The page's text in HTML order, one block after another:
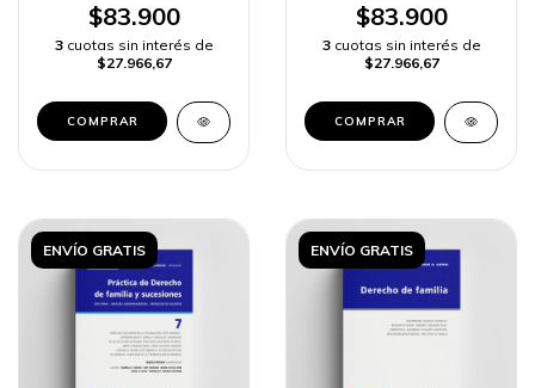
$83.900
3 cuotas sin interés de
$27.966,67
COMPRAR
$83.900
3 cuotas sin interés de
$27.966,67
COMPRAR
ENVÍO GRATIS ENVÍO GRATIS